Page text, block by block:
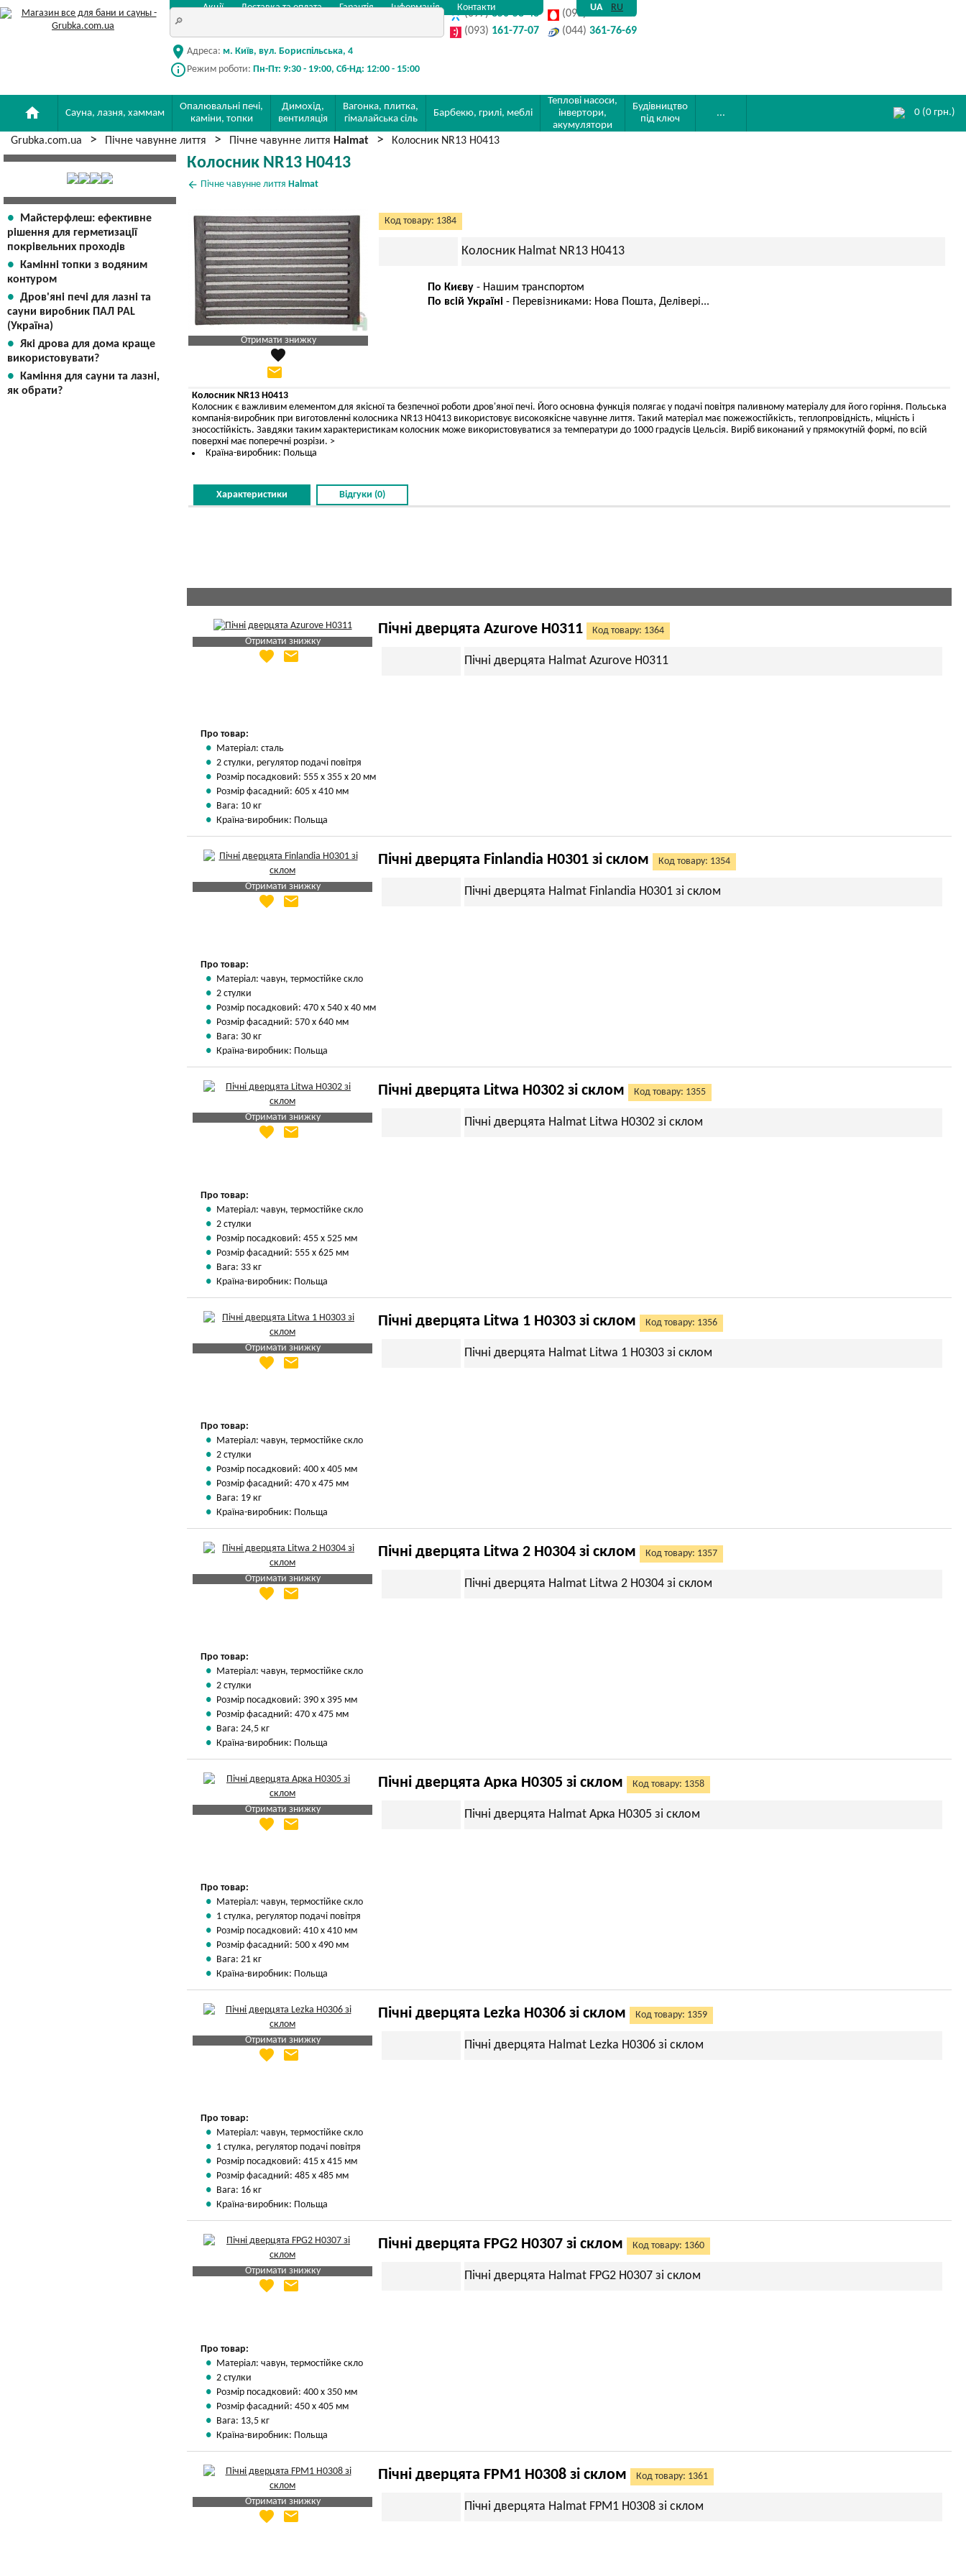
Акції Доставка та оплата Гарантія Інформація Контакти UA RU
location_on Адреса: м. Київ, вул. Бориспільська, 4
info_outline Режим роботи: Пн-Пт: 9:30 - 19:00, Сб-Нд: 12:00 - 15:00
(097)350-58-48 (095)
142-32-80
(093) 161-77-07 (044) 361-76-69
home Сауна, лазня, хаммам
Опалювальні печі,
каміни, топки
Димохід,
вентиляція
Вагонка, плитка,
гімалайська сіль
Барбекю, грилі, меблі
Теплові насоси,
інвертори,
акумулятори
Будівництво
під ключ
... 0 (0 грн.)
Grubka.com.ua Пічне чавунне лиття Пічне чавунне лиття Halmat Колосник NR13 H0413
Майстерфлеш: ефективне
рішення для герметизації
покрівельних проходів
Камінні топки з водяним
контуром
Дров'яні печі для лазні та
сауни виробник ПАЛ PAL
(Україна)
Які дрова для дома краще
використовувати?
Каміння для сауни та лазні,
як обрати?
Колосник NR13 H0413
arrow_back Пічне чавунне лиття Halmat
Отримати знижку
Яка Ваша ціна
Вказати мою ціну
favorite
email
Код товару: 1384
Колосник Halmat NR13 H0413
По Києву - Нашим транспортом
По всій Україні - Перевізниками: Нова Пошта, Делівері...
Колосник NR13 H0413
Колосник є важливим елементом для якісної та безпечної роботи дров'яної печі. Його основна функція полягає у подачі повітря паливному матеріалу для його горіння. Польська
компанія-виробник при виготовленні колосника NR13 H0413 використовує високоякісне чавунне лиття. Такий матеріал має пожежостійкість, теплопровідність, міцність і
зносостійкість. Завдяки таким характеристикам колосник може використовуватися за температури до 1000 градусів Цельсія. Виріб виконаний у прямокутній формі, по всій
поверхні має поперечні розрізи. >
Країна-виробник: Польща
Характеристики Відгуки (0)
Отримати знижку
Яка Ваша ціна
favorite email
Пічні дверцята Azurove H0311 Код товару: 1364
Пічні дверцята Halmat Azurove H0311
Про товар:
Матеріал: сталь
2 стулки, регулятор подачі повітря
Розмір посадковий: 555 х 355 х 20 мм
Розмір фасадний: 605 х 410 мм
Вага: 10 кг
Країна-виробник: Польща
Отримати знижку
Яка Ваша ціна
favorite email
Пічні дверцята Finlandia H0301 зі склом Код товару: 1354
Пічні дверцята Halmat Finlandia H0301 зі склом
Про товар:
Матеріал: чавун, термостійке скло
2 стулки
Розмір посадковий: 470 х 540 х 40 мм
Розмір фасадний: 570 х 640 мм
Вага: 30 кг
Країна-виробник: Польща
Отримати знижку
Яка Ваша ціна
favorite email
Пічні дверцята Litwa H0302 зі склом Код товару: 1355
Пічні дверцята Halmat Litwa H0302 зі склом
Про товар:
Матеріал: чавун, термостійке скло
2 стулки
Розмір посадковий: 455 х 525 мм
Розмір фасадний: 555 х 625 мм
Вага: 33 кг
Країна-виробник: Польща
Отримати знижку
Яка Ваша ціна
favorite email
Пічні дверцята Litwa 1 H0303 зі склом Код товару: 1356
Пічні дверцята Halmat Litwa 1 H0303 зі склом
Про товар:
Матеріал: чавун, термостійке скло
2 стулки
Розмір посадковий: 400 х 405 мм
Розмір фасадний: 470 х 475 мм
Вага: 19 кг
Країна-виробник: Польща
Отримати знижку
Яка Ваша ціна
favorite email
Пічні дверцята Litwa 2 H0304 зі склом Код товару: 1357
Пічні дверцята Halmat Litwa 2 H0304 зі склом
Про товар:
Матеріал: чавун, термостійке скло
2 стулки
Розмір посадковий: 390 х 395 мм
Розмір фасадний: 470 х 475 мм
Вага: 24,5 кг
Країна-виробник: Польща
Отримати знижку
Яка Ваша ціна
favorite email
Пічні дверцята Арка H0305 зі склом Код товару: 1358
Пічні дверцята Halmat Арка H0305 зі склом
Про товар:
Матеріал: чавун, термостійке скло
1 стулка, регулятор подачі повітря
Розмір посадковий: 410 х 410 мм
Розмір фасадний: 500 х 490 мм
Вага: 21 кг
Країна-виробник: Польща
Отримати знижку
Яка Ваша ціна
favorite email
Пічні дверцята Lezka H0306 зі склом Код товару: 1359
Пічні дверцята Halmat Lezka H0306 зі склом
Про товар:
Матеріал: чавун, термостійке скло
1 стулка, регулятор подачі повітря
Розмір посадковий: 415 х 415 мм
Розмір фасадний: 485 х 485 мм
Вага: 16 кг
Країна-виробник: Польща
Отримати знижку
Яка Ваша ціна
favorite email
Пічні дверцята FPG2 H0307 зі склом Код товару: 1360
Пічні дверцята Halmat FPG2 H0307 зі склом
Про товар:
Матеріал: чавун, термостійке скло
2 стулки
Розмір посадковий: 400 х 350 мм
Розмір фасадний: 450 х 405 мм
Вага: 13,5 кг
Країна-виробник: Польща
Отримати знижку
Яка Ваша ціна
favorite email
Пічні дверцята FPM1 H0308 зі склом Код товару: 1361
Пічні дверцята Halmat FPМ1 H0308 зі склом